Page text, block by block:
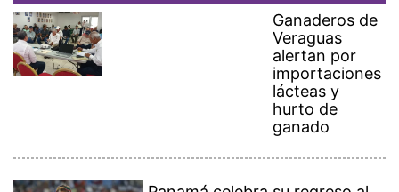
Ganaderos de
Veraguas
alertan por
importaciones
lácteas y
hurto de
ganado